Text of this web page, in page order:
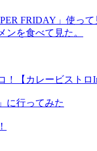
FRIDAY」使っ
を食べて見た。
【カレービストロ
に行ってみた